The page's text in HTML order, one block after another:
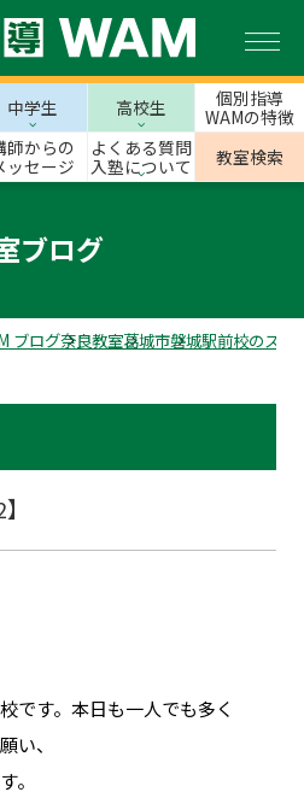
中学生 高校生
個別指導
WAMの特徴
師からの
ッセージ
よくある質問
入塾について
教室検索
ブログ
ブログ奈良教室葛城市磐城駅前校のスタ
です。本日も一人でも多く
い、
。